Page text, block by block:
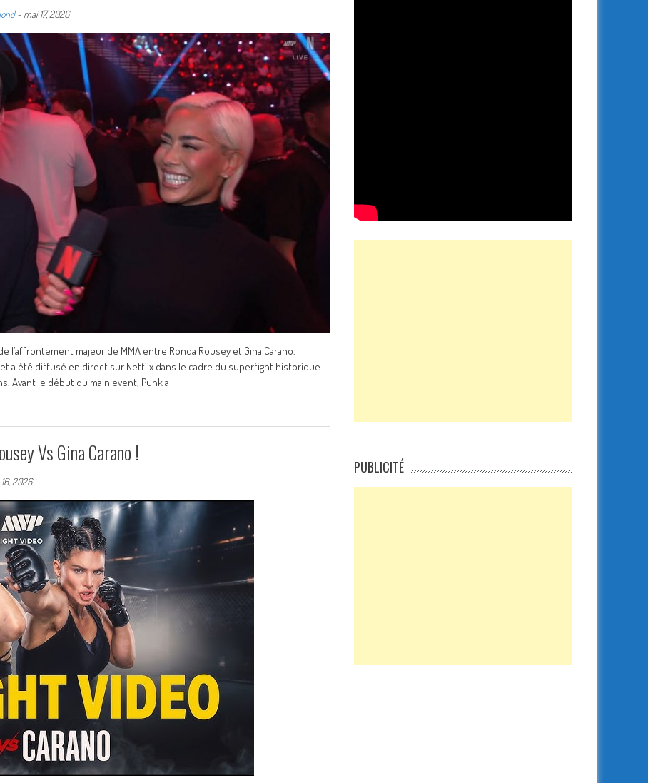
- mai 17, 2026
l’affrontement majeur de MMA entre Ronda Rousey et Gina Carano.
et a été diffusé en direct sur Netflix dans le cadre du superfight historique
Avant le début du main event, Punk a
Vs Gina Carano !
2026
PUBLICITÉ